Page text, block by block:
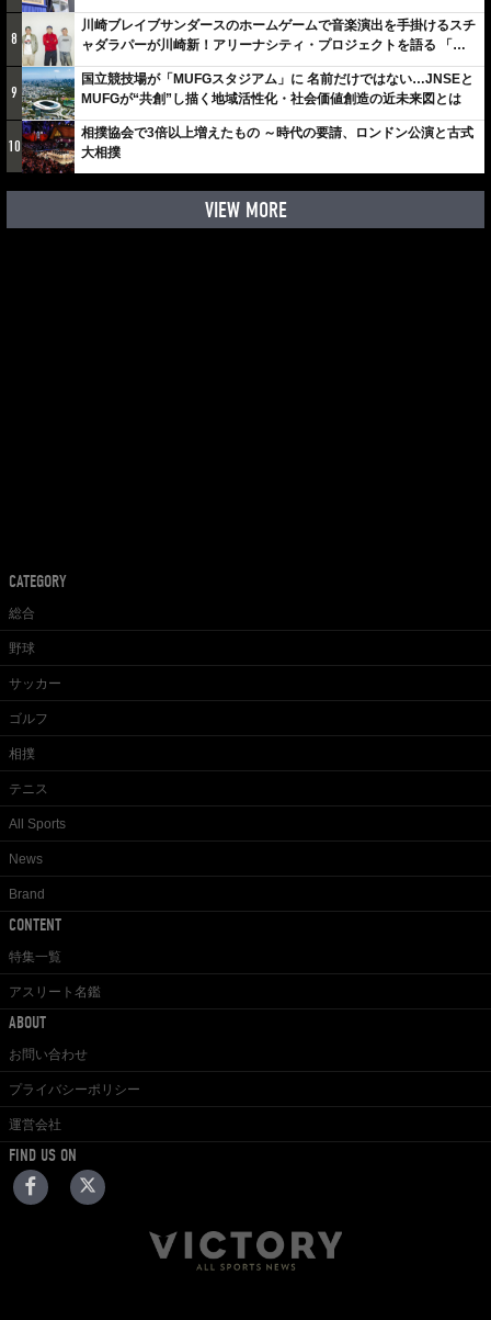
8
川崎ブレイブサンダースのホームゲームで音楽演出を手掛けるスチ
ャダラパーが川崎新！アリーナシティ・プロジェクトを語る 「楽
しみでしかないでしょ。川崎は、ずっと成長曲線だから」
9
国立競技場が「MUFGスタジアム」に 名前だけではない…JNSEと
MUFGが“共創”し描く地域活性化・社会価値創造の近未来図とは
10
相撲協会で3倍以上増えたもの ～時代の要請、ロンドン公演と古式
大相撲
VIEW MORE
CATEGORY
総合
野球
サッカー
ゴルフ
相撲
テニス
All Sports
News
Brand
CONTENT
特集一覧
アスリート名鑑
ABOUT
お問い合わせ
プライバシーポリシー
運営会社
FIND US ON